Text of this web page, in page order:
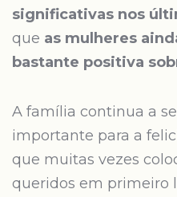
significativas nos
que as mulheres
bastante positiva
A família continua a
importante para a
que muitas vezes
queridos em primeiro